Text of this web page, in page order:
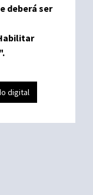
deberá ser
digital